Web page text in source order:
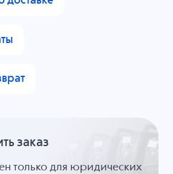
заказ
только для юридических